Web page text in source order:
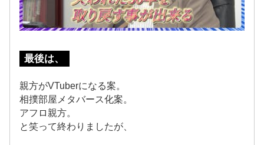
最後は、
親方がVTuberになる案。
相撲部屋メタバース化案。
アフロ親方。
と笑って終わりましたが、